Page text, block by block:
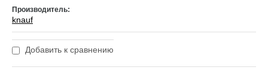
Производитель:
knauf
Добавить к сравнению